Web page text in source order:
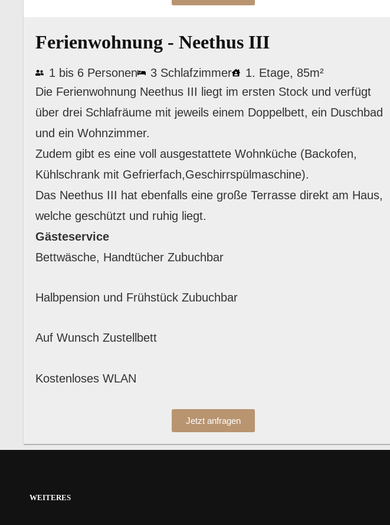
Ferienwohnung - Neethus III
1 bis 6 Personen 3 Schlafzimmer
1. Etage, 85m²
Die Ferienwohnung Neethus III liegt im ersten Stock und verfügt
über drei Schlafräume mit jeweils einem Doppelbett, ein Duschbad
und ein Wohnzimmer.
Zudem gibt es eine voll ausgestattete Wohnküche (Backofen,
Kühlschrank mit Gefrierfach,Geschirrspülmaschine).
Das Neethus III hat ebenfalls eine große Terrasse direkt am Haus,
welche geschützt und ruhig liegt.
Gästeservice
Bettwäsche, Handtücher Zubuchbar
Halbpension und Frühstück Zubuchbar
Auf Wunsch Zustellbett
Kostenloses WLAN
Jetzt anfragen
WEITERES